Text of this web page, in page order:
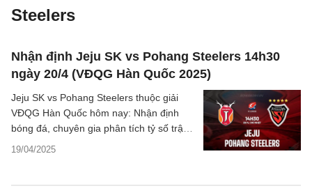
Steelers
Nhận định Jeju SK vs Pohang Steelers 14h30
ngày 20/4 (VĐQG Hàn Quốc 2025)
19/04/2025
Jeju SK vs Pohang Steelers thuộc giải
VĐQG Hàn Quốc hôm nay: Nhận định
bóng đá, chuyên gia phân tích tỷ số trận
đấu, thông tin dự đoán kết quả